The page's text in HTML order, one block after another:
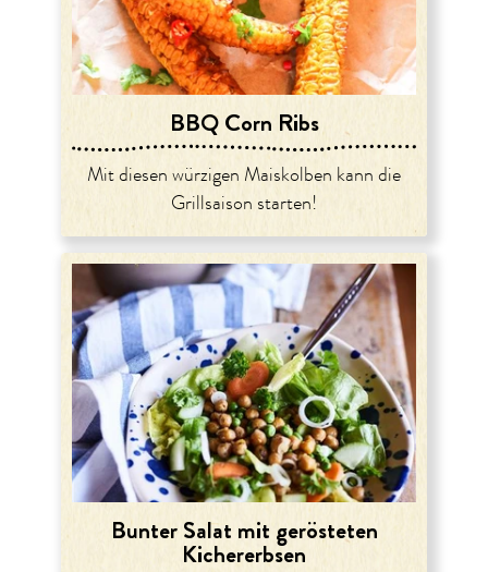
BBQ Corn Ribs
Mit diesen würzigen Maiskolben kann die
Grillsaison starten!
Bunter Salat mit gerösteten
Kichererbsen